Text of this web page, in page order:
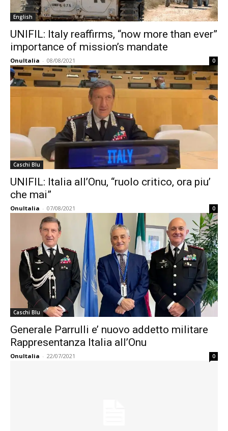
English
UNIFIL: Italy reaffirms, “now more than ever”
importance of mission’s mandate
OnuItalia - 08/08/2021 0
Caschi Blu
UNIFIL: Italia all’Onu, “ruolo critico, ora piu’
che mai”
OnuItalia - 07/08/2021 0
Caschi Blu
Generale Parrulli e’ nuovo addetto militare
Rappresentanza Italia all’Onu
OnuItalia - 22/07/2021 0